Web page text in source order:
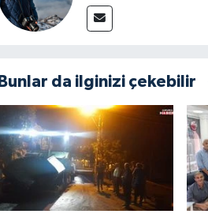
Bunlar da ilginizi çekebilir